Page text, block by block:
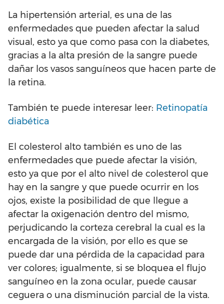
La hipertensión arterial, es una de las
enfermedades que pueden afectar la salud
visual, esto ya que como pasa con la diabetes,
gracias a la alta presión de la sangre puede
dañar los vasos sanguíneos que hacen parte de
la retina.
También te puede interesar leer: Retinopatía
diabética
El colesterol alto también es uno de las
enfermedades que puede afectar la visión,
esto ya que por el alto nivel de colesterol que
hay en la sangre y que puede ocurrir en los
ojos, existe la posibilidad de que llegue a
afectar la oxigenación dentro del mismo,
perjudicando la corteza cerebral la cual es la
encargada de la visión, por ello es que se
puede dar una pérdida de la capacidad para
ver colores; igualmente, si se bloquea el flujo
sanguíneo en la zona ocular, puede causar
ceguera o una disminución parcial de la vista.